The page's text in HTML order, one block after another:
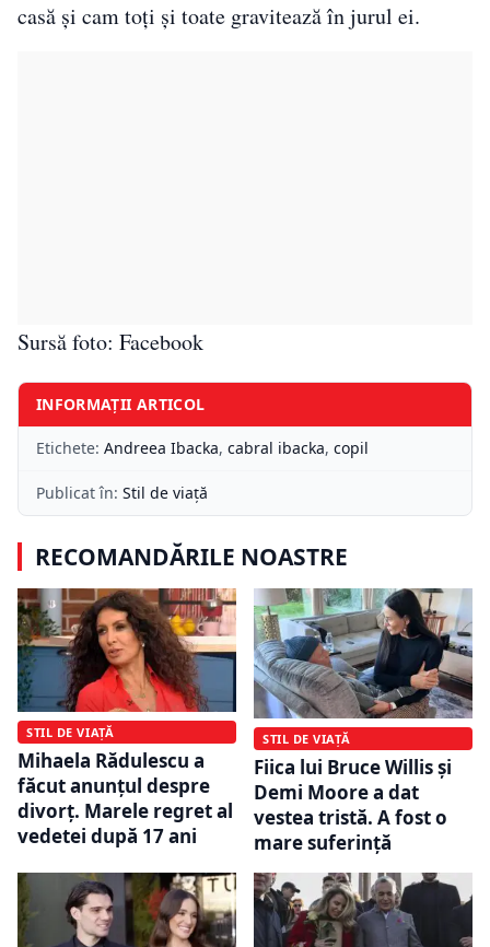
casă și cam toți și toate gravitează în jurul ei.
Sursă foto: Facebook
INFORMAȚII ARTICOL
Etichete: Andreea Ibacka, cabral ibacka, copil
Publicat în: Stil de viață
RECOMANDĂRILE NOASTRE
STIL DE VIAȚĂ
Mihaela Rădulescu a
făcut anunțul despre
divorț. Marele regret al
vedetei după 17 ani
STIL DE VIAȚĂ
Fiica lui Bruce Willis și
Demi Moore a dat
vestea tristă. A fost o
mare suferință